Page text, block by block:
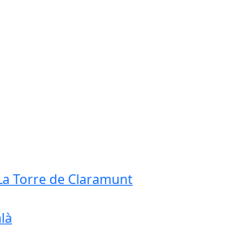
Torre de Claramunt